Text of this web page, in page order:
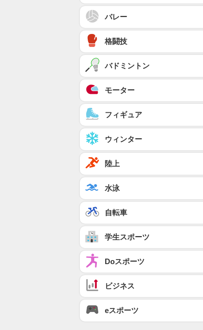
バレー
格闘技
バドミントン
モーター
フィギュア
ウィンター
陸上
水泳
自転車
学生スポーツ
Doスポーツ
ビジネス
eスポーツ